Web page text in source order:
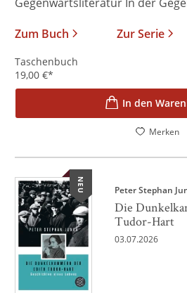
Zum Buch
Zur Serie
Taschenbuch
19,00 €*
In den
Merken
NEU Peter Stephan
Die
Tudor-Hart
03.07.2026